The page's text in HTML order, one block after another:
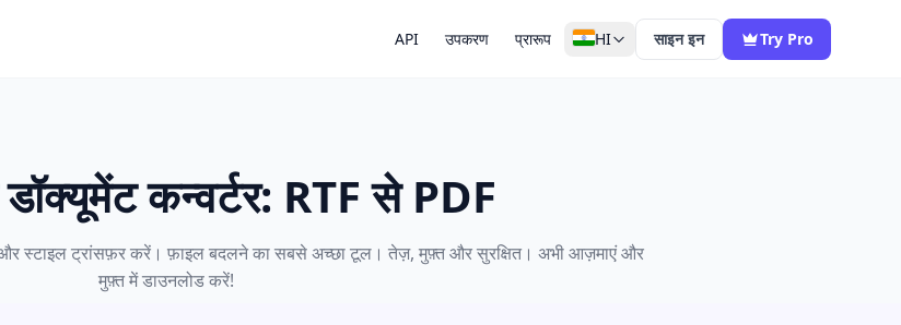
API उपकरण प्रारूप HI साइन इन Try Pro
कन्वर्टर: RTF से PDF
और स्टाइल ट्रांसफ़र करें। फ़ाइल बदलने का सबसे अच्छा टूल। तेज़, मुफ़्त और सुरक्षित। अभी आज़माएं और
मुफ़्त में डाउनलोड करें!